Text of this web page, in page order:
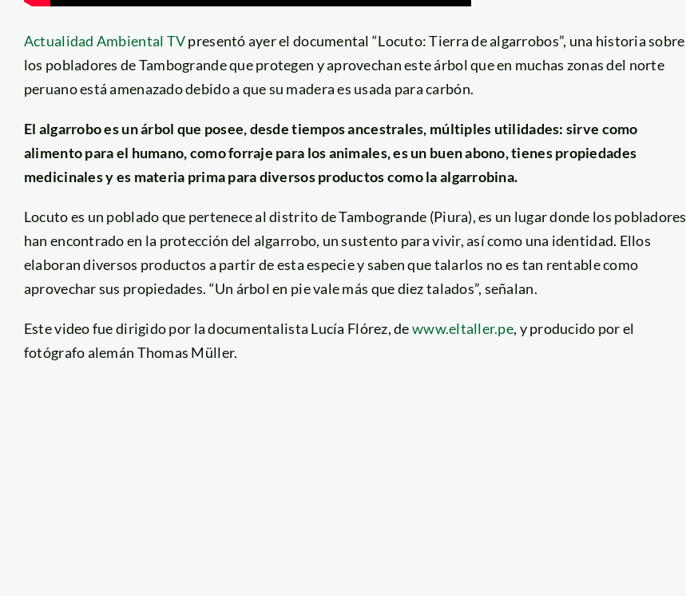
Actualidad Ambiental TVpresentó ayer el documental “Locuto: Tierra de algarrobos”, una historia sobre
los pobladores de Tambogrande que protegen y aprovechan este árbol que en muchas zonas del norte
peruano está amenazado debido a que su madera es usada para carbón.
El algarrobo es un árbol que posee, desde tiempos ancestrales, múltiples utilidades: sirve como
alimento para el humano, como forraje para los animales, es un buen abono, tienes propiedades
medicinales y es materia prima para diversos productos como la algarrobina.
Locuto es un poblado que pertenece al distrito de Tambogrande (Piura), es un lugar donde los pobladores
han encontrado en la protección del algarrobo, un sustento para vivir, así como una identidad. Ellos
elaboran diversos productos a partir de esta especie y saben que talarlos no es tan rentable como
aprovechar sus propiedades. “Un árbol en pie vale más que diez talados”, señalan.
Este video fue dirigido por la documentalista Lucía Flórez, dewww.eltaller.pe, y producido por el
fotógrafo alemán Thomas Müller.